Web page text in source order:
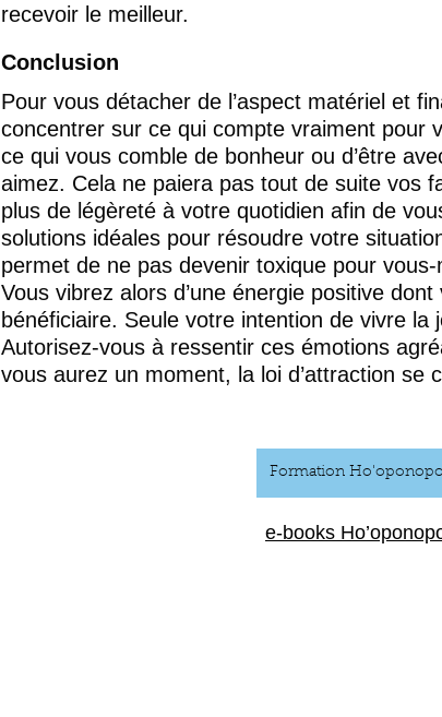
recevoir le meilleur.
Conclusion
Pour vous détacher de l’aspect matériel et
concentrer sur ce qui compte vraiment pour
ce qui vous comble de bonheur ou d’être
aimez. Cela ne paiera pas tout de suite vos
plus de légèreté à votre quotidien afin de
solutions idéales pour résoudre votre
permet de ne pas devenir toxique pour
Vous vibrez alors d’une énergie positive
bénéficiaire. Seule votre intention de vivre la
Autorisez-vous à ressentir ces émotions
vous aurez un moment, la loi d’attraction se
Formation
e-books